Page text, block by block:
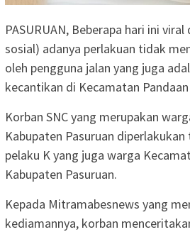
PASURUAN, Beberapa hari ini
sosial) adanya perlakuan tidak
oleh pengguna jalan yang juga
kecantikan di Kecamatan
Korban SNC yang merupakan
Kabupaten Pasuruan
pelaku K yang juga warga
Kabupaten Pasuruan.
Kepada Mitramabesnews yang
kediamannya, korban